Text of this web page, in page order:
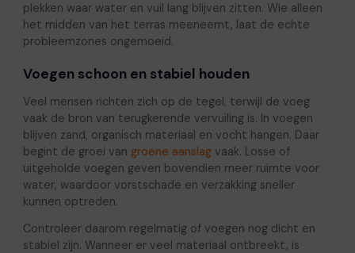
plekken waar water en vuil lang blijven zitten. Wie alleen
het midden van het terras meeneemt, laat de echte
probleemzones ongemoeid.
Voegen schoon en stabiel houden
Veel mensen richten zich op de tegel, terwijl de voeg
vaak de bron van terugkerende vervuiling is. In voegen
blijven zand, organisch materiaal en vocht hangen. Daar
begint de groei van groene aanslagvaak. Losse of
uitgeholde voegen geven bovendien meer ruimte voor
water, waardoor vorstschade en verzakking sneller
kunnen optreden.
Controleer daarom regelmatig of voegen nog dicht en
stabiel zijn. Wanneer er veel materiaal ontbreekt, is